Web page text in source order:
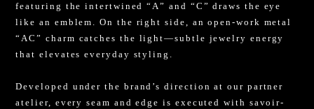
featuring the intertwined “A” and “C” draws the eye
like an emblem. On the right side, an open-work metal
“AC” charm catches the light—subtle jewelry energy
that elevates everyday styling.
Developed under the brand’s direction at our partner
atelier, every seam and edge is executed with savoir-